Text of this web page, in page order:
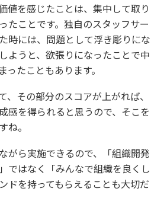
値を感じたことは、集中して取り
たことです。独自のスタッフサー
時には、問題として浮き彫りにな
ようと、欲張りになったことで中
たこともあります。
、その部分のスコアが上がれば、
感を得られると思うので、そこを
ね。
がら実施できるので、「組織開発
ではなく「みんなで組織を良くし
ドを持ってもらえることも大切だ